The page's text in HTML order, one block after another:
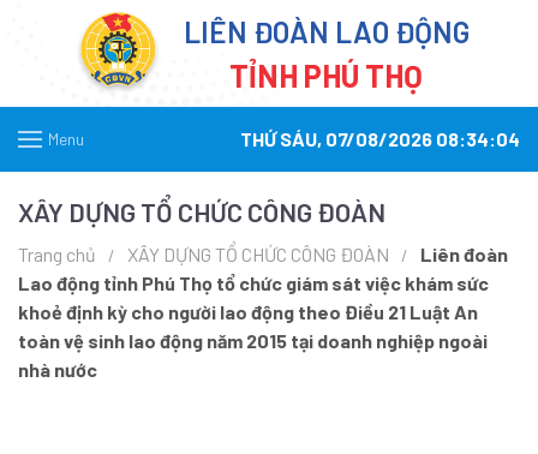
LIÊN ĐOÀN LAO ĐỘNG
TỈNH PHÚ THỌ
Menu THỨ SÁU, 07/08/2026 08:34:04
XÂY DỰNG TỔ CHỨC CÔNG ĐOÀN
Trang chủ XÂY DỰNG TỔ CHỨC CÔNG ĐOÀN
Liên đoàn
Lao động tỉnh Phú Thọ tổ chức giám sát việc khám sức
khoẻ định kỳ cho người lao động theo Điều 21 Luật An
toàn vệ sinh lao động năm 2015 tại doanh nghiệp ngoài
nhà nước